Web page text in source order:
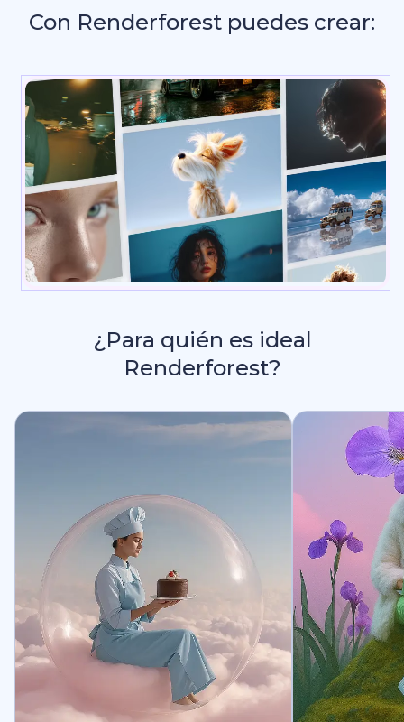
Con Renderforest puedes crear:
¿Para quién es ideal
Renderforest?